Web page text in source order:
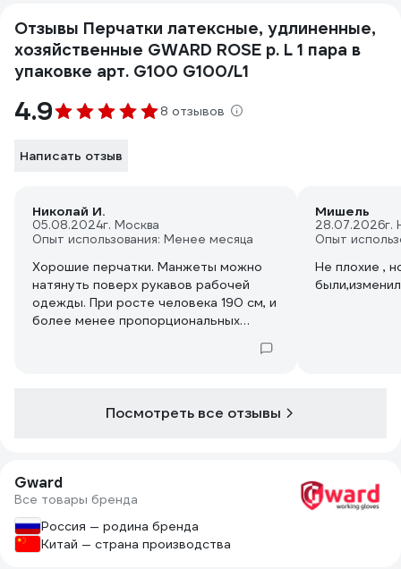
Отзывы Перчатки латексные, удлиненные,
хозяйственные GWARD ROSE р. L 1 пара в
упаковке арт. G100 G100/L1
4.9 8 отзывов
Написать отзыв
Николай И.
05.08.2024г. Москва
Опыт использования: Менее месяца
Хорошие перчатки. Манжеты можно
натянуть поверх рукавов рабочей
одежды. При росте человека 190 см, и
более менее пропорциональных
Мишель
28.07.2026г.
Опыт
Не плохие ,
Посмотреть все отзывы
Gward
Все товары бренда
Россия — родина бренда
Китай — страна производства